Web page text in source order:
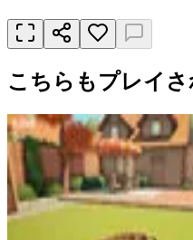
こちらもプレイ